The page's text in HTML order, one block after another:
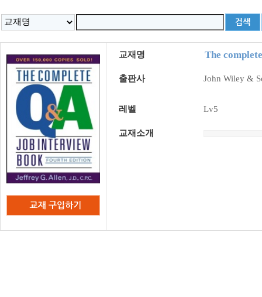
교재명 The
출판사 John Wiley &
레벨 Lv5
교재소개